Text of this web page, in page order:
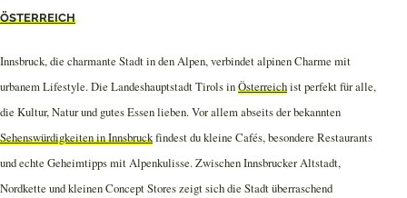
ÖSTERREICH
Innsbruck, die charmante Stadt in den Alpen, verbindet alpinen Charme mit
urbanem Lifestyle. Die Landeshauptstadt Tirols inÖsterreichist perfekt für alle,
die Kultur, Natur und gutes Essen lieben. Vor allem abseits der bekannten
Sehenswürdigkeiten in Innsbruckfindest du kleine Cafés, besondere Restaurants
und echte Geheimtipps mit Alpenkulisse. Zwischen Innsbrucker Altstadt,
Nordkette und kleinen Concept Stores zeigt sich die Stadt überraschend